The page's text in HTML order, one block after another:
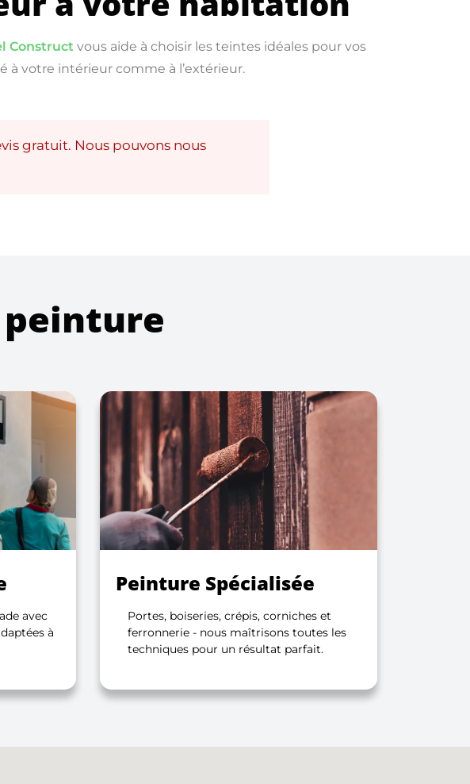
Constructvous aide à choisir les teintes idéales pour vos
à votre intérieur comme à l’extérieur.
gratuit. Nous pouvons nous
peinture
avec
à
Peinture Spécialisée
Portes, boiseries, crépis, corniches et
ferronnerie - nous maîtrisons toutes les
techniques pour un résultat parfait.